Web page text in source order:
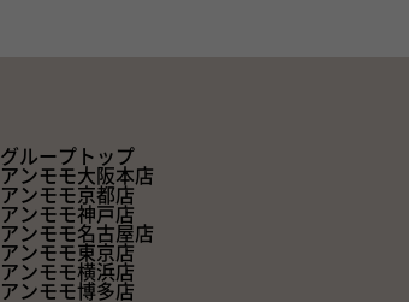
グループトップ
アンモモ大阪本店
アンモモ京都店
アンモモ神戸店
アンモモ名古屋店
アンモモ東京店
アンモモ横浜店
アンモモ博多店